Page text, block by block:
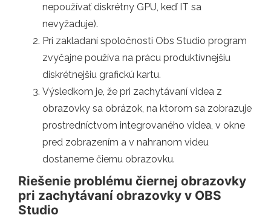
nepoužívať diskrétny GPU, keď IT sa
nevyžaduje).
Pri zakladaní spoločnosti Obs Studio program
zvyčajne používa na prácu produktívnejšiu
diskrétnejšiu grafickú kartu.
Výsledkom je, že pri zachytávaní videa z
obrazovky sa obrázok, na ktorom sa zobrazuje
prostredníctvom integrovaného videa, v okne
pred zobrazením a v nahranom videu
dostaneme čiernu obrazovku.
Riešenie problému čiernej obrazovky
pri zachytávaní obrazovky v OBS
Studio